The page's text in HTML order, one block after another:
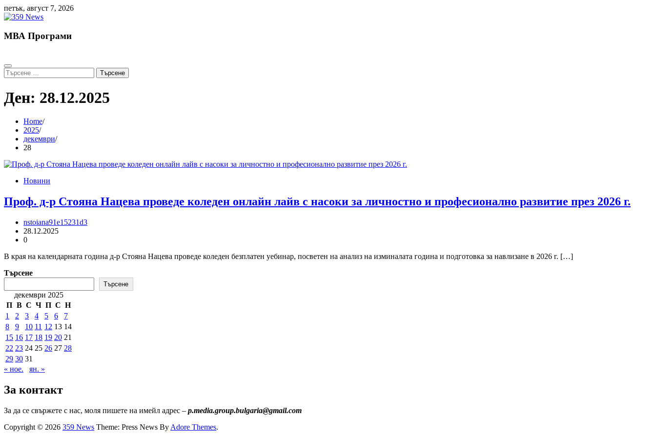
Skip
to
петък, август 7, 2026
МВА Програми
Търсене
за:
Ден: 28.12.2025
Home
2025
декември
28
Новини
Проф. д-р Стояна Нацева проведе коледен онлайн лайв с насоки за личностно и професионално развитие през 2026 г.
nstoiana91e15231d3
28.12.2025
0
В края на календарната година д-р Стояна Нацева проведе коледен безплатен уебинар, посветен на анализ на изминалата година и подготовка за навлизане в 2026 г. […]
Търсене
Търсене
декември 2025
П В С Ч П С Н
1
2 3 4 5 6
7
8
9 10 11 12 13 14
15 16 17 18 19 20 21
22 23 24 25 26 27 28
29 30 31
« ное.
ян. »
За контакт
За да се свържете с нас, моля пишете на имейл адрес – p.media.group.bulgaria@gmail.com
Copyright © 2026 359 News Theme: Press News By Adore Themes.